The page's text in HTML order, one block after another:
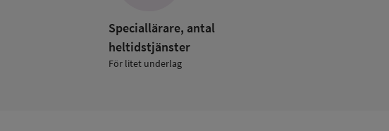
Speciallärare, antal
heltidstjänster
För litet underlag